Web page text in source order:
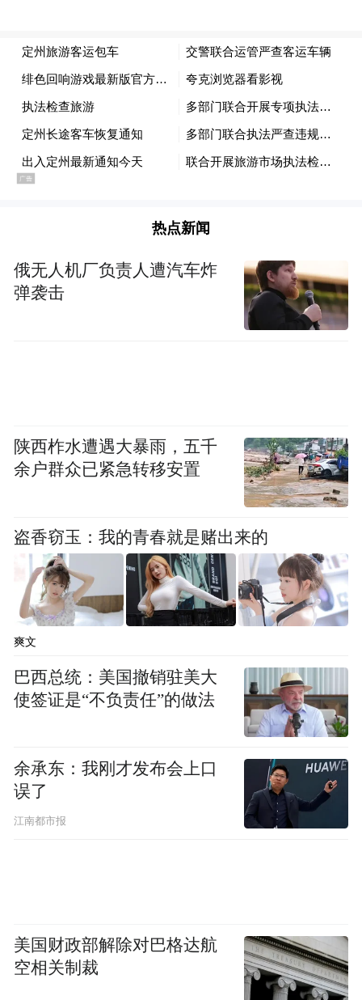
热点新闻
俄无人机厂负责人遭汽车炸
弹袭击
陕西柞水遭遇大暴雨，五千
余户群众已紧急转移安置
盗香窃玉：我的青春就是赌出来的
爽文
巴西总统：美国撤销驻美大
使签证是“不负责任”的做法
余承东：我刚才发布会上口
误了
江南都市报
美国财政部解除对巴格达航
空相关制裁